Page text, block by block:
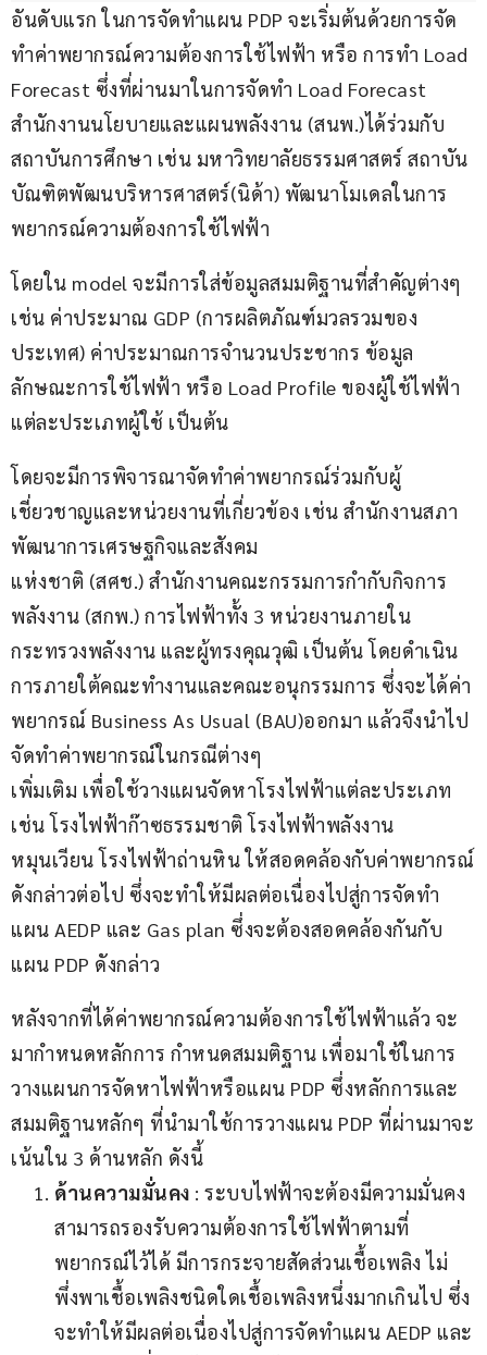
อันดับแรก ในการจัดทำแผน PDP จะเริ่มต้นด้วยการจัด
ทำค่าพยากรณ์ความต้องการใช้ไฟฟ้า หรือ การทำ Load
Forecast ซึ่งที่ผ่านมาในการจัดทำ Load Forecast
สำนักงานนโยบายและแผนพลังงาน (สนพ.)ได้ร่วมกับ
สถาบันการศึกษา เช่น มหาวิทยาลัยธรรมศาสตร์ สถาบัน
บัณฑิตพัฒนบริหารศาสตร์(นิด้า) พัฒนาโมเดลในการ
พยากรณ์ความต้องการใช้ไฟฟ้า
โดยใน model จะมีการใส่ข้อมูลสมมติฐานที่สำคัญต่างๆ
เช่น ค่าประมาณ GDP (การผลิตภัณฑ์มวลรวมของ
ประเทศ) ค่าประมาณการจำนวนประชากร ข้อมูล
ลักษณะการใช้ไฟฟ้า หรือ Load Profile ของผู้ใช้ไฟฟ้า
แต่ละประเภทผู้ใช้ เป็นต้น
โดยจะมีการพิจารณาจัดทำค่าพยากรณ์ร่วมกับผู้
เชี่ยวชาญและหน่วยงานที่เกี่ยวข้อง เช่น สำนักงานสภา
พัฒนาการเศรษฐกิจและสังคม
แห่งชาติ (สศช.) สำนักงานคณะกรรมการกำกับกิจการ
พลังงาน (สกพ.) การไฟฟ้าทั้ง 3 หน่วยงานภายใน
กระทรวงพลังงาน และผู้ทรงคุณวุฒิ เป็นต้น โดยดำเนิน
การภายใต้คณะทำงานและคณะอนุกรรมการ ซึ่งจะได้ค่า
พยากรณ์ Business As Usual (BAU)ออกมา แล้วจึงนำไป
จัดทำค่าพยากรณ์ในกรณีต่างๆ
เพิ่มเติม เพื่อใช้วางแผนจัดหาโรงไฟฟ้าแต่ละประเภท
เช่น โรงไฟฟ้าก๊าซธรรมชาติ โรงไฟฟ้าพลังงาน
หมุนเวียน โรงไฟฟ้าถ่านหิน ให้สอดคล้องกับค่าพยากรณ์
ดังกล่าวต่อไป ซึ่งจะทำให้มีผลต่อเนื่องไปสู่การจัดทำ
แผน AEDP และ Gas plan ซึ่งจะต้องสอดคล้องกันกับ
แผน PDP ดังกล่าว
หลังจากที่ได้ค่าพยากรณ์ความต้องการใช้ไฟฟ้าแล้ว จะ
มากำหนดหลักการ กำหนดสมมติฐาน เพื่อมาใช้ในการ
วางแผนการจัดหาไฟฟ้าหรือแผน PDP ซึ่งหลักการและ
สมมติฐานหลักๆ ที่นำมาใช้การวางแผน PDP ที่ผ่านมาจะ
เน้นใน 3 ด้านหลัก ดังนี้
ด้านความมั่นคง : ระบบไฟฟ้าจะต้องมีความมั่นคง
สามารถรองรับความต้องการใช้ไฟฟ้าตามที่
พยากรณ์ไว้ได้ มีการกระจายสัดส่วนเชื้อเพลิง ไม่
พึ่งพาเชื้อเพลิงชนิดใดเชื้อเพลิงหนึ่งมากเกินไป ซึ่ง
จะทำให้มีผลต่อเนื่องไปสู่การจัดทำแผน AEDP และ